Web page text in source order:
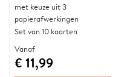
met keuze uit 3
papierafwerkingen
Set van 10 kaarten
Vanaf
€ 11,99